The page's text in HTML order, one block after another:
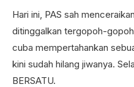
Hari ini, PAS sah
ditinggalkan tergopoh-
cuba mempertahankan
kini sudah hilang jiwanya.
BERSATU.